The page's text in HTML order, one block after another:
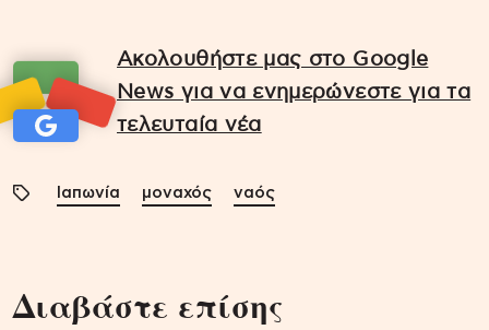
Ακολουθήστε μας στο Google
News για να ενημερώνεστε για τα
τελευταία νέα
Ιαπωνία μοναχός ναός
Διαβάστε επίσης